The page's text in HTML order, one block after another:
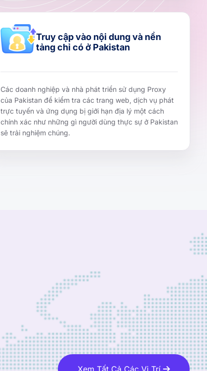
Truy cập vào nội dung và nền
tảng chỉ có ở Pakistan
Các doanh nghiệp và nhà phát triển sử dụng Proxy
của Pakistan để kiểm tra các trang web, dịch vụ phát
trực tuyến và ứng dụng bị giới hạn địa lý một cách
chính xác như những gì người dùng thực sự ở Pakistan
sẽ trải nghiệm chúng.